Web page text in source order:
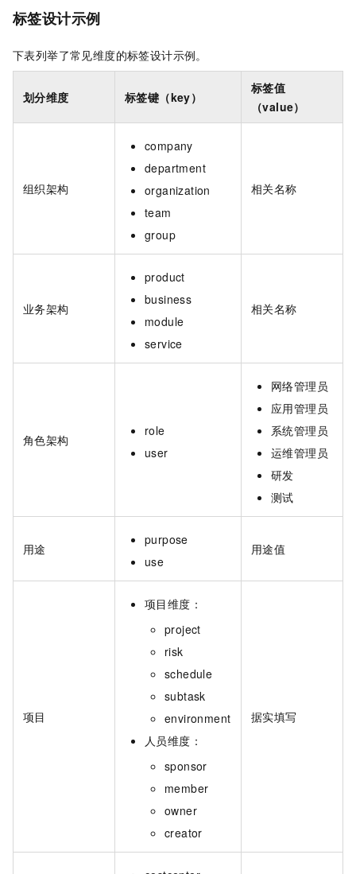
标签设计示例
下表列举了常见维度的标签设计示例。
划分维度 标签键（key）
标签值
（value）
组织架构
company
department
organization
team
group
相关名称
业务架构
product
business
module
service
相关名称
角色架构
role
user
网络管理员
应用管理员
系统管理员
运维管理员
研发
测试
用途
purpose
use
用途值
项目
项目维度：
project
risk
schedule
subtask
environment
人员维度：
sponsor
member
owner
creator
据实填写